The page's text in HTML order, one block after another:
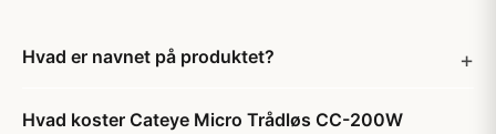
Hvad er navnet på produktet?
Hvad koster Cateye Micro Trådløs CC-200W